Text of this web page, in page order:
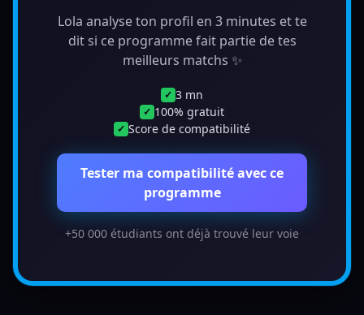
Lola analyse ton profil en 3 minutes et te
dit si ce programme fait partie de tes
meilleurs matchs ✨
✓ 3 mn
✓ 100% gratuit
✓ Score de compatibilité
Tester ma compatibilité avec ce
programme
+50 000 étudiants ont déjà trouvé leur voie